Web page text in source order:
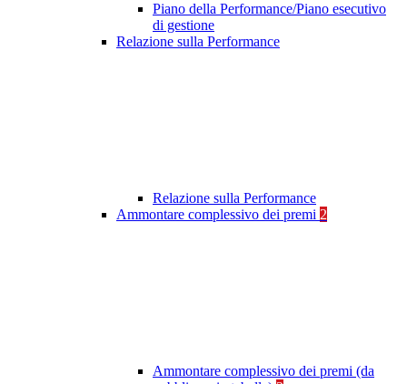
Piano della Performance/Piano esecutivo
di gestione
Relazione sulla Performance
Relazione sulla Performance
Ammontare complessivo dei premi 2
Ammontare complessivo dei premi (da